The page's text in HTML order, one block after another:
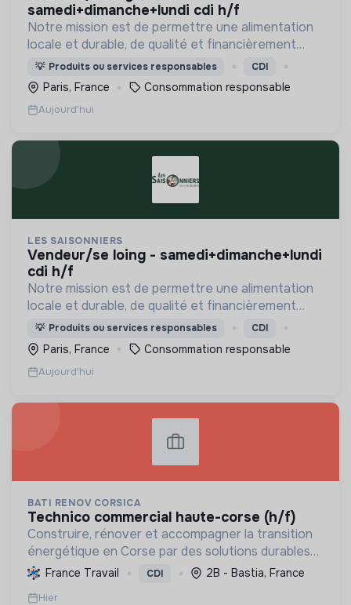
samedi+dimanche+lundi cdi h/f
Notre mission est de permettre une alimentation
locale et durable, de qualité et financièrement
abordable.
💡 Produits ou services responsables CDI
Paris, France Consommation responsable
Aujourd'hui
LES SAISONNIERS
vendeur/se loing - samedi+dimanche+lundi
cdi h/f
Notre mission est de permettre une alimentation
locale et durable, de qualité et financièrement
abordable.
💡 Produits ou services responsables CDI
Paris, France Consommation responsable
Aujourd'hui
BATI RENOV CORSICA
technico commercial haute-corse (h/f)
Construire, rénover et accompagner la transition
énergétique en Corse par des solutions durables
(solaire, isolation, chauffage, etc.) et la location de
matériel. Labellisée RGE.
France Travail CDI 2B - Bastia, France
Hier